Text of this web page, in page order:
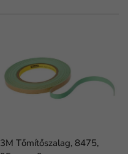
3M Tőmítőszalag, 8475,